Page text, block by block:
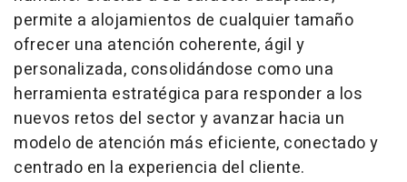
permite a alojamientos de cualquier tamaño
ofrecer una atención coherente, ágil y
personalizada, consolidándose como una
herramienta estratégica para responder a los
nuevos retos del sector y avanzar hacia un
modelo de atención más eficiente, conectado y
centrado en la experiencia del cliente.